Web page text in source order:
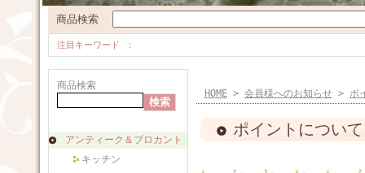
商品検索
注目キーワード
商品検索
アンティーク＆ブロカント
キッチン
HOME> 会員様へのお知らせ> ポ
ポイントについて